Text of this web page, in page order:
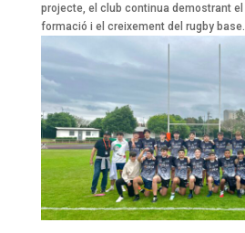
projecte, el club continua demostrant
formació i el creixement del rugby base.